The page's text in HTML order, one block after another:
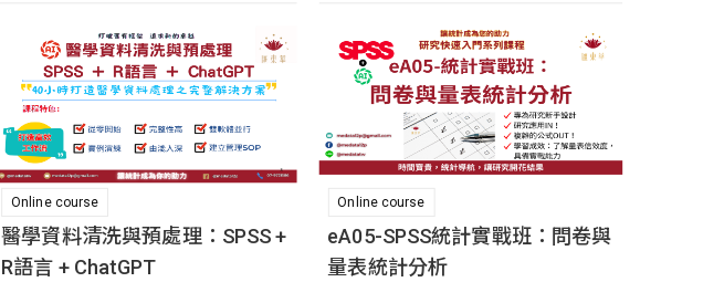
Online course
醫學資料清洗與預處理：SPSS +
R語言 + ChatGPT
Online course
eA05-SPSS統計實戰班：問卷與
量表統計分析